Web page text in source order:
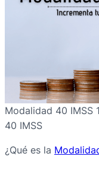
Modalidad 40 IMSS
40 IMSS
¿Qué es la